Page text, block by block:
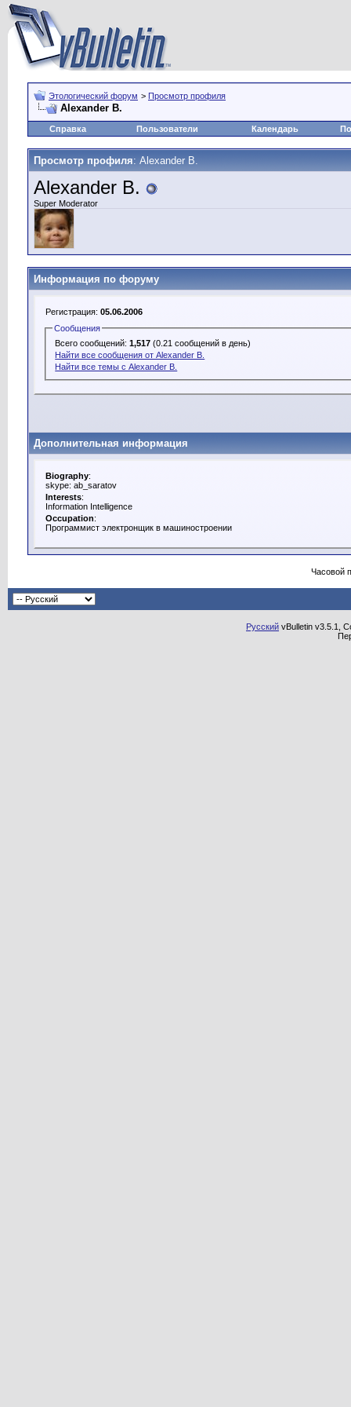
Этологический форум > Просмотр профиля
Alexander B.
Справка Пользователи Календарь
Просмотр профиля: Alexander B.
Alexander B.
Super Moderator
Информация по форуму
Регистрация: 05.06.2006
Сообщения
Всего сообщений:1,517 (0.21 сообщений в день)
Найти все сообщения от Alexander B.
Найти все темы с Alexander B.
Дополнительная информация
Biography:
skype: ab_saratov
Interests:
Information Intelligence
Occupation:
Программист электронщик в машиностроении
Часовой
Русский vBulletin v3.5.1,